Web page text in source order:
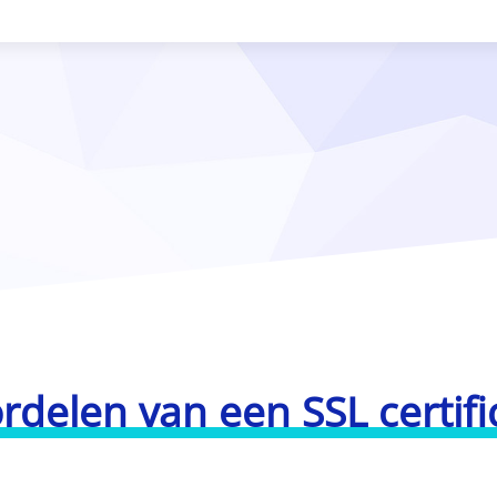
van een SSL